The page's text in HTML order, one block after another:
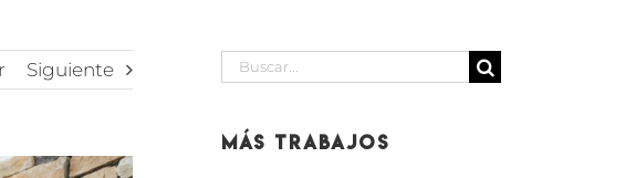
Siguiente Buscar:
Más Trabajos